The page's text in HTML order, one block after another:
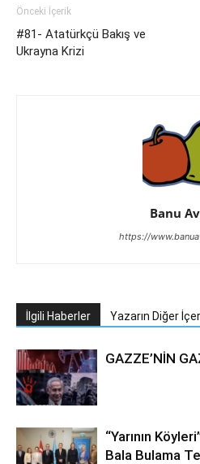
Önceki İçerik
#81- Atatürkçü Bakış ve
Ukrayna Krizi
Banu
https://
İlgili Haberler Yazarın Diğer
GAZZE’NİN
“Yarının
Bala Bulama